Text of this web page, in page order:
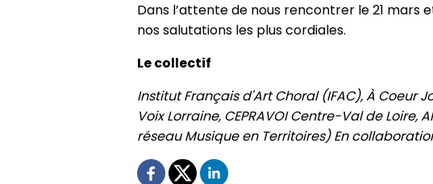
Dans l’attente de nous rencontrer le 21
nos salutations les plus cordiales.
Le collectif
Institut Français d'Art Choral (IFAC), À Coeur
Voix Lorraine, CEPRAVOI Centre-Val de
réseau Musique en Territoires) En